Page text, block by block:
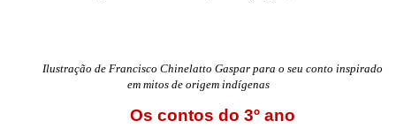
Ilustração de Francisco Chinelatto Gaspar para o seu conto inspirado
em mitos de origem indígenas
Os contos do 3º ano